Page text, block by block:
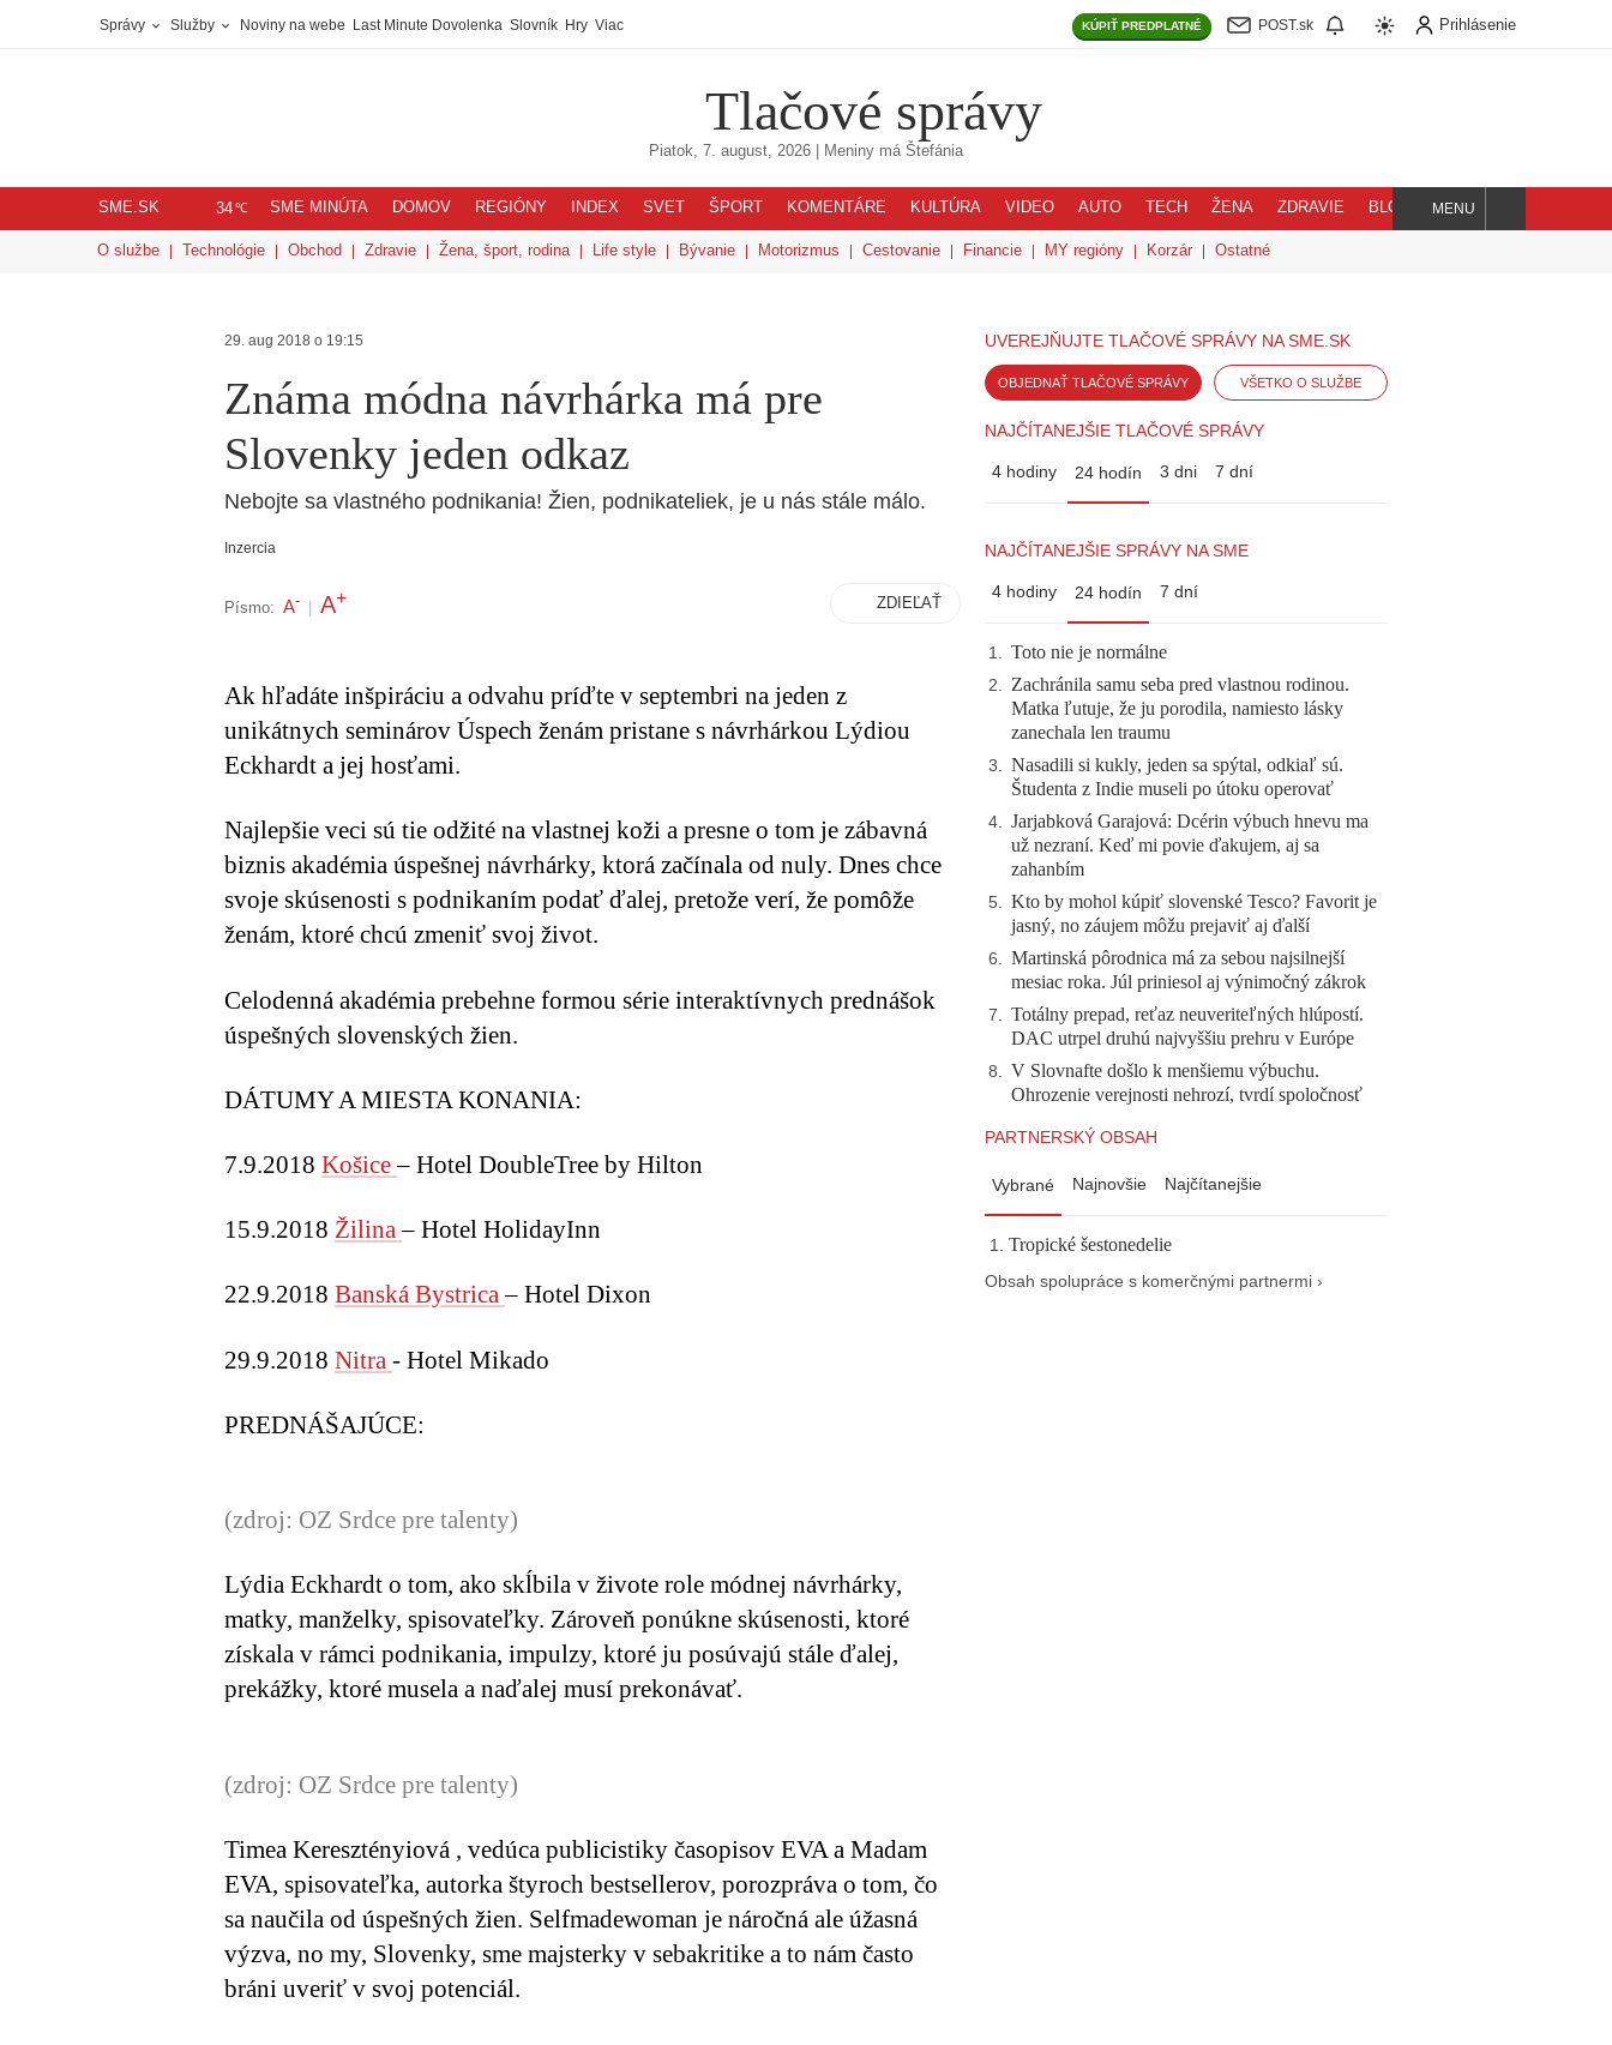
Správy Služby Noviny na webe Last Minute Dovolenka Slovník Hry Viac KÚPIŤ PREDPLATNÉ POST.sk Prihlásenie
Tlačové správy
Piatok, 7. august, 2026 | Meniny má Štefánia
SME.SK 34℃ SME MINÚTA DOMOV REGIÓNY INDEX SVET ŠPORT KOMENTÁRE KULTÚRA VIDEO AUTO TECH ŽENA ZDRAVIE BLOG
Hľadaj
MENU
O službe Technológie Obchod Zdravie Žena, šport, rodina Life style Bývanie Motorizmus Cestovanie Financie MY regióny Korzár Ostatné
29. aug 2018 o 19:15
Známa módna návrhárka má pre
Slovenky jeden odkaz
Nebojte sa vlastného podnikania! Žien, podnikateliek, je u nás stále málo.
Inzercia
Písmo: A- A+ ZDIEĽAŤ
Ak hľadáte inšpiráciu a odvahu príďte v septembri na jeden z
unikátnych seminárov Úspech ženám pristane s návrhárkou Lýdiou
Eckhardt a jej hosťami.
Najlepšie veci sú tie odžité na vlastnej koži a presne o tom je zábavná
biznis akadémia úspešnej návrhárky, ktorá začínala od nuly. Dnes chce
svoje skúsenosti s podnikaním podať ďalej, pretože verí, že pomôže
ženám, ktoré chcú zmeniť svoj život.
Celodenná akadémia prebehne formou série interaktívnych prednášok
úspešných slovenských žien.
DÁTUMY A MIESTA KONANIA:
7.9.2018 Košice – Hotel DoubleTree by Hilton
15.9.2018 Žilina – Hotel HolidayInn
22.9.2018 Banská Bystrica – Hotel Dixon
29.9.2018 Nitra - Hotel Mikado
PREDNÁŠAJÚCE:
(zdroj: OZ Srdce pre talenty)
Lýdia Eckhardt o tom, ako skĺbila v živote role módnej návrhárky,
matky, manželky, spisovateľky. Zároveň ponúkne skúsenosti, ktoré
získala v rámci podnikania, impulzy, ktoré ju posúvajú stále ďalej,
prekážky, ktoré musela a naďalej musí prekonávať.
(zdroj: OZ Srdce pre talenty)
Timea Keresztényiová , vedúca publicistiky časopisov EVA a Madam
EVA, spisovateľka, autorka štyroch bestsellerov, porozpráva o tom, čo
sa naučila od úspešných žien. Selfmadewoman je náročná ale úžasná
výzva, no my, Slovenky, sme majsterky v sebakritike a to nám často
bráni uveriť v svoj potenciál.
UVEREJŇUJTE TLAČOVÉ SPRÁVY NA SME.SK
OBJEDNAŤ TLAČOVÉ SPRÁVY VŠETKO O SLUŽBE
NAJČÍTANEJŠIE TLAČOVÉ SPRÁVY
4 hodiny 24 hodín 3 dni 7 dní
NAJČÍTANEJŠIE SPRÁVY NA SME
4 hodiny 24 hodín 7 dní
1. Toto nie je normálne
2. Zachránila samu seba pred vlastnou rodinou.
Matka ľutuje, že ju porodila, namiesto lásky
zanechala len traumu
3. Nasadili si kukly, jeden sa spýtal, odkiaľ sú.
Študenta z Indie museli po útoku operovať
4. Jarjabková Garajová: Dcérin výbuch hnevu ma
už nezraní. Keď mi povie ďakujem, aj sa
zahanbím
5. Kto by mohol kúpiť slovenské Tesco? Favorit je
jasný, no záujem môžu prejaviť aj ďalší
6. Martinská pôrodnica má za sebou najsilnejší
mesiac roka. Júl priniesol aj výnimočný zákrok
7. Totálny prepad, reťaz neuveriteľných hlúpostí.
DAC utrpel druhú najvyššiu prehru v Európe
8. V Slovnafte došlo k menšiemu výbuchu.
Ohrozenie verejnosti nehrozí, tvrdí spoločnosť
PARTNERSKÝ OBSAH
Vybrané Najnovšie Najčítanejšie
Tropické šestonedelie
Obsah spolupráce s komerčnými partnermi ›